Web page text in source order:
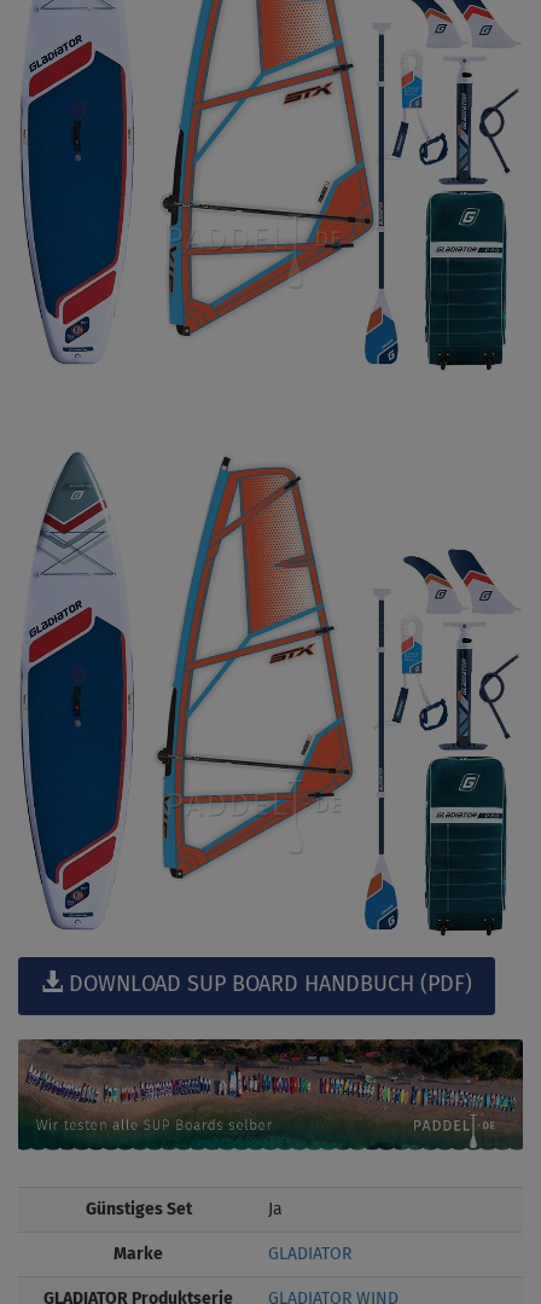
DOWNLOAD SUP BOARD HANDBUCH (PDF)
Günstiges Set Ja
Marke GLADIATOR
GLADIATOR Produktserie GLADIATOR WIND